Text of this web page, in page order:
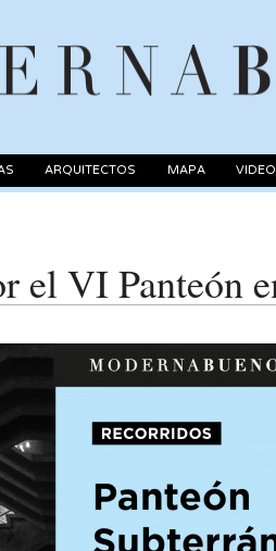
ARQUITECTOS MAPA
el VI Panteón